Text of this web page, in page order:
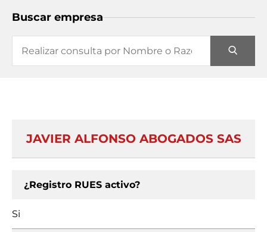
Buscar empresa
JAVIER ALFONSO ABOGADOS SAS
¿Registro RUES activo?
Si